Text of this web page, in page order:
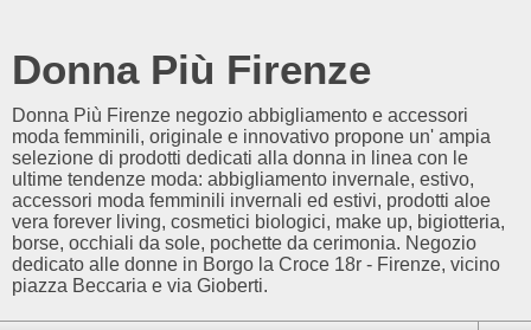
Donna Più Firenze
Donna Più Firenze negozio abbigliamento e accessori
moda femminili, originale e innovativo propone un' ampia
selezione di prodotti dedicati alla donna in linea con le
ultime tendenze moda: abbigliamento invernale, estivo,
accessori moda femminili invernali ed estivi, prodotti aloe
vera forever living, cosmetici biologici, make up, bigiotteria,
borse, occhiali da sole, pochette da cerimonia. Negozio
dedicato alle donne in Borgo la Croce 18r - Firenze, vicino
piazza Beccaria e via Gioberti.